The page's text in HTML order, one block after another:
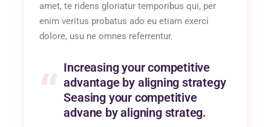
amet, te ridens gloriatur temporibus qui, per
enim veritus probatus ado eu etiam exerci
dolore, usu ne omnes referrentur.
Increasing your competitive
advantage by aligning strategy
Seasing your competitive
advane by aligning strateg.